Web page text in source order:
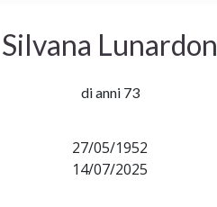
Silvana Lunardon
di anni 73
27/05/1952
14/07/2025